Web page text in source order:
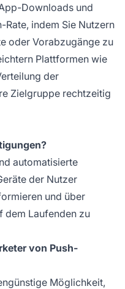
Downloads und
Rate, indem Sie Nutzern
oder Vorabzugänge zu
Plattformen wie
der
Zielgruppe rechtzeitig
automatisierte
der Nutzer
und über
dem Laufenden zu
von Push-
Möglichkeit,